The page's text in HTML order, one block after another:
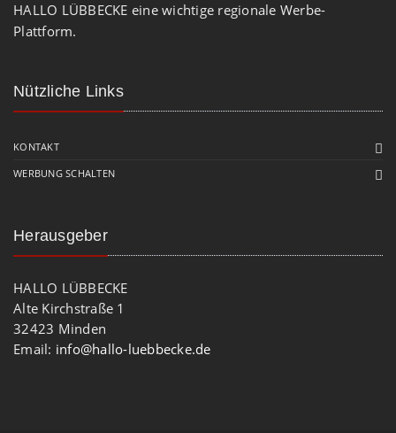
HALLO LÜBBECKE eine wichtige regionale Werbe-
Plattform.
Nützliche Links
KONTAKT
WERBUNG SCHALTEN
Herausgeber
HALLO LÜBBECKE
Alte Kirchstraße 1
32423 Minden
Email: info@hallo-luebbecke.de